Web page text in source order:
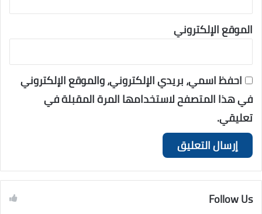
الموقع الإلكتروني
احفظ اسمي، بريدي الإلكتروني، والموقع الإلكتروني
في هذا المتصفح لاستخدامها المرة المقبلة في
تعليقي.
Follow Us